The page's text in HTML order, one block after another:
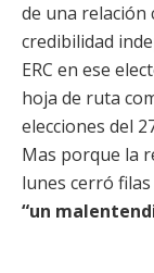
de una relación
credibilidad
ERC en ese
hoja de ruta
elecciones del
Mas porque la
lunes cerró
“un